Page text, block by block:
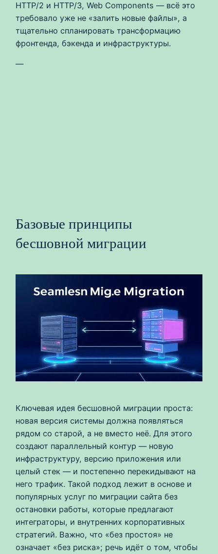
HTTP/2 и HTTP/3, Web Components — всё это
требовало уже не «залить новые файлы», а
тщательно спланировать трансформацию
фронтенда, бэкенда и инфраструктуры.
—
Базовые принципы
бесшовной миграции
Ключевая идея бесшовной миграции проста:
новая версия системы должна появляться
рядом со старой, а не вместо неё. Для этого
создают параллельный контур — новую
инфраструктуру, версию приложения или
целый стек — и постепенно перекидывают на
него трафик. Такой подход лежит в основе и
популярных услуг по миграции сайта без
остановки работы, которые предлагают
интеграторы, и внутренних корпоративных
стратегий. Важно, что «без простоя» не
означает «без риска»; речь идёт о том, чтобы